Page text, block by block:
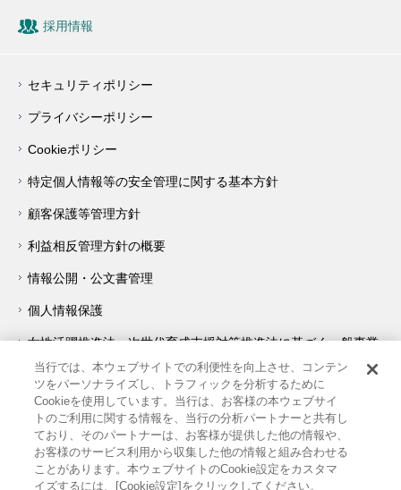
採用情報
セキュリティポリシー
プライバシーポリシー
Cookieポリシー
特定個人情報等の安全管理に関する基本方針
顧客保護等管理方針
利益相反管理方針の概要
情報公開・公文書管理
個人情報保護
女性活躍推進法・次世代育成支援対策推進法に基づく一般事業
主行動計画について
障害を理由とする差別の解消の推進に関する対応要領
著作権・リンク等について
サイトの使い方
当行では、本ウェブサイトでの利便性を向上させ、コンテン
ツをパーソナライズし、トラフィックを分析するために
Cookieを使用しています。当行は、お客様の本ウェブサイ
トのご利用に関する情報を、当行の分析パートナーと共有し
ており、そのパートナーは、お客様が提供した他の情報や、
お客様のサービス利用から収集した他の情報と組み合わせる
ことがあります。本ウェブサイトのCookie設定をカスタマ
イズするには、[Cookie設定]をクリックしてください。